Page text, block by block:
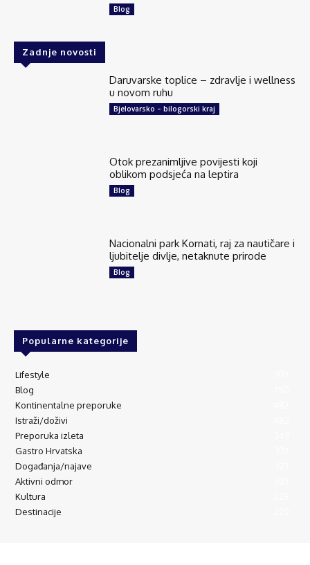
Blog
Zadnje novosti
Daruvarske toplice – zdravlje i wellness
u novom ruhu
Bjelovarsko – bilogorski kraj
Otok prezanimljive povijesti koji
oblikom podsjeća na leptira
Blog
Nacionalni park Kornati, raj za nautičare i
ljubitelje divlje, netaknute prirode
Blog
Popularne kategorije
Lifestyle
Blog
Kontinentalne preporuke
Istraži/doživi
Preporuka izleta
Gastro Hrvatska
Događanja/najave
Aktivni odmor
Kultura
Destinacije